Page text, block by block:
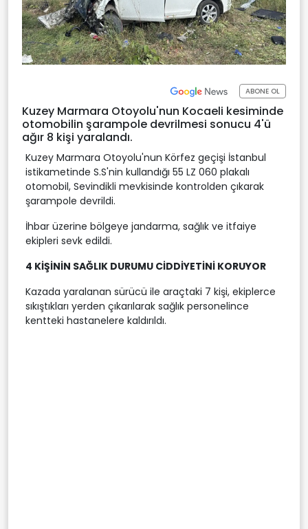
ABONE OL
Kuzey Marmara Otoyolu'nun Kocaeli kesiminde
otomobilin şarampole devrilmesi sonucu 4'ü
ağır 8 kişi yaralandı.
Kuzey Marmara Otoyolu'nun Körfez geçişi İstanbul
istikametinde S.S'nin kullandığı 55 LZ 060 plakalı
otomobil, Sevindikli mevkisinde kontrolden çıkarak
şarampole devrildi.
İhbar üzerine bölgeye jandarma, sağlık ve itfaiye
ekipleri sevk edildi.
4 KİŞİNİN SAĞLIK DURUMU CİDDİYETİNİ KORUYOR
Kazada yaralanan sürücü ile araçtaki 7 kişi, ekiplerce
sıkıştıkları yerden çıkarılarak sağlık personelince
kentteki hastanelere kaldırıldı.